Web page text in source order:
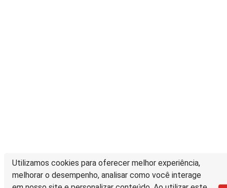
Utilizamos cookies para oferecer melhor experiência,
melhorar o desempenho, analisar como você interage